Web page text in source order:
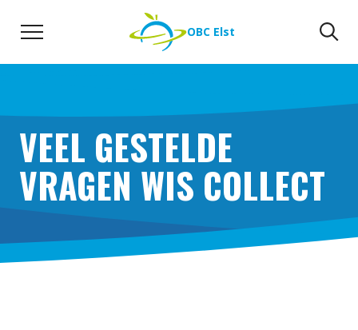
OBC Elst
VEEL GESTELDE
VRAGEN WIS COLLECT